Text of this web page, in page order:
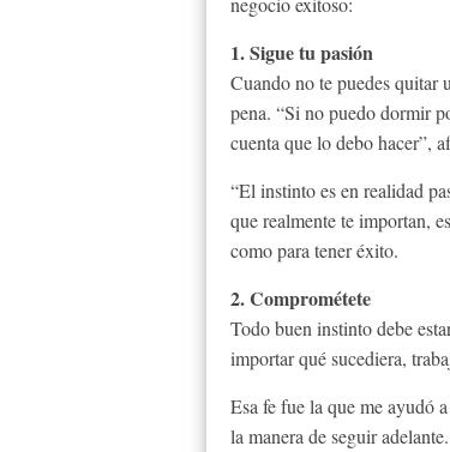
1. Sigue tu pasión
Cuando no te puedes quitar
pena. “Si no puedo dormir
cuenta que lo debo hacer”,
“El instinto es en realidad
que realmente te importan,
como para tener éxito.
2. Comprométete
Todo buen instinto debe
importar qué sucediera,
Esa fe fue la que me ayudó
la manera de seguir